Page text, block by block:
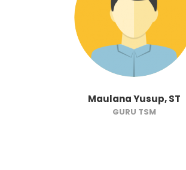
Maulana Yusup, ST
GURU TSM